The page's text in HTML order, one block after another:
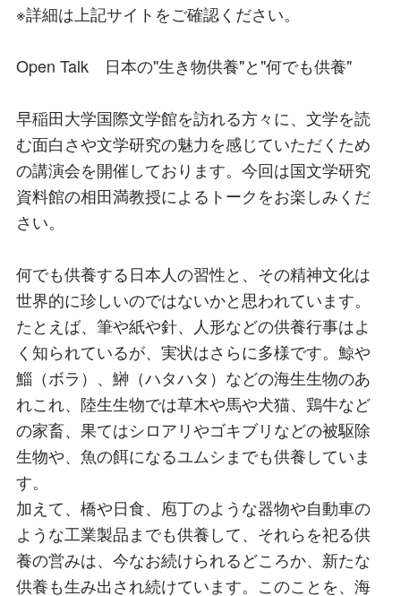
※詳細は上記サイトをご確認ください。
Open Talk 日本の"生き物供養"と"何でも供養"
早稲田大学国際文学館を訪れる方々に、文学を読
む面白さや文学研究の魅力を感じていただくため
の講演会を開催しております。今回は国文学研究
資料館の相田満教授によるトークをお楽しみくだ
さい。
何でも供養する日本人の習性と、その精神文化は
世界的に珍しいのではないかと思われています。
たとえば、筆や紙や針、人形などの供養行事はよ
く知られているが、実状はさらに多様です。鯨や
鯔（ボラ）、鰰（ハタハタ）などの海生生物のあ
れこれ、陸生生物では草木や馬や犬猫、鶏牛など
の家畜、果てはシロアリやゴキブリなどの被駆除
生物や、魚の餌になるユムシまでも供養していま
す。
加えて、橋や日食、庖丁のような器物や自動車の
ような工業製品までも供養して、それらを祀る供
養の営みは、今なお続けられるどころか、新たな
供養も生み出され続けています。このことを、海